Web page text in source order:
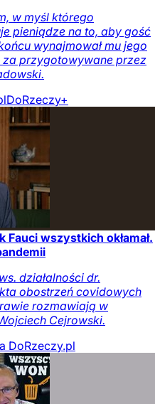
w myśl którego
pieniądze na to, aby gość
wynajmował mu jego
za przygotowywane przez
DoRzeczy+
wszystkich okłamał.
działalności dr.
obostrzeń covidowych
rozmawiają w
Cejrowski.
DoRzeczy.pl